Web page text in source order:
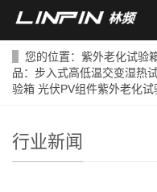
您的位置： 紫外老化试验
品： 步入式高低温交变湿热
验箱 光伏PV组件紫外老化试
行业新闻